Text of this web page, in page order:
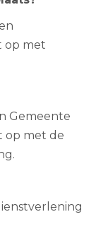
op met
Gemeente
op met de